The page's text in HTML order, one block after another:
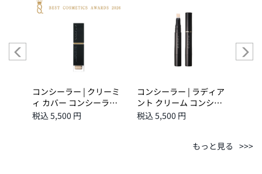
コンシーラー | クリーミ
ィ カバー コンシーラ
ー N-02
税込 5,500 円
コンシーラー | ラディア
ント クリーム コンシー
ラー N-01
税込 5,500 円
もっと見る